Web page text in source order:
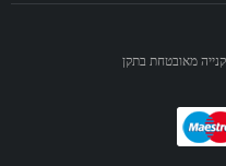
מאובטחת בתקן